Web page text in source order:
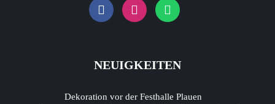
NEUIGKEITEN
Dekoration vor der Festhalle Plauen